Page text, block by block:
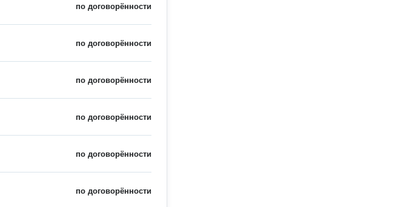
по договорённости
по договорённости
по договорённости
по договорённости
по договорённости
по договорённости